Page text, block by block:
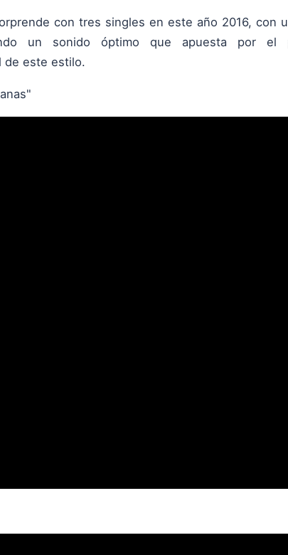
con tres singles en este año 2016, con
un sonido óptimo que apuesta por el
de este estilo.